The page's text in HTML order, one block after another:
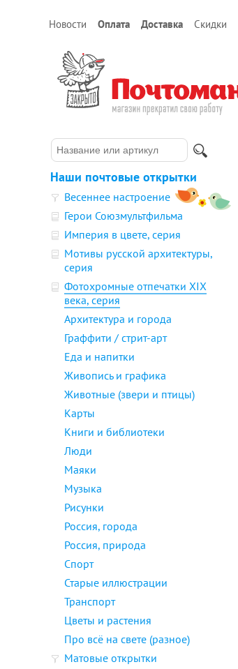
Новости Оплата Доставка Скидки
Наши почтовые открытки
Весеннее настроение
Герои Союзмультфильма
Империя в цвете, серия
Мотивы русской архитектуры,
серия
Фотохромные отпечатки XIX
века, серия
Архитектура и города
Граффити / стрит-арт
Еда и напитки
Живопись и графика
Животные (звери и птицы)
Карты
Книги и библиотеки
Люди
Маяки
Музыка
Рисунки
Россия, города
Россия, природа
Спорт
Старые иллюстрации
Транспорт
Цветы и растения
Про всё на свете (разное)
Матовые открытки